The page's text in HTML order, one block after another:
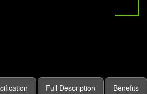
Full Description Benefits